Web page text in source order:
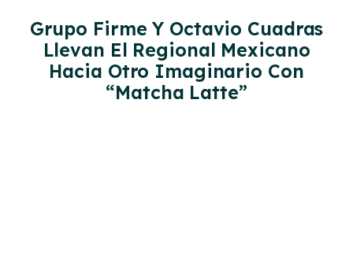
Grupo Firme Y Octavio Cuadras
Llevan El Regional Mexicano
Hacia Otro Imaginario Con
“Matcha Latte”